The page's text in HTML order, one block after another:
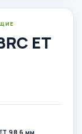
ЕТ
98 6 мм